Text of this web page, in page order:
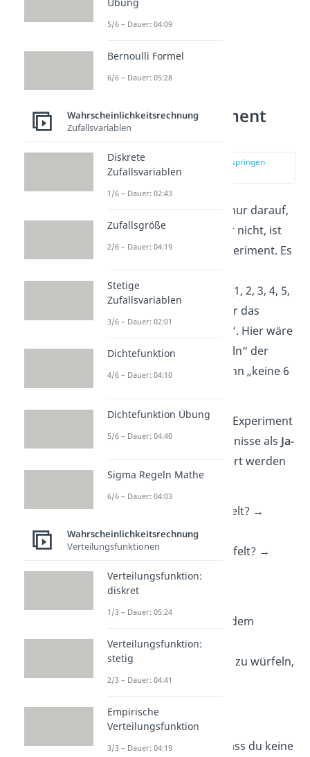
Bernoulli Experiment
Beispiele
zur Stelle im Video springen
(01:01)
Achtest du beim Würfeln nur darauf,
ob du eine 6 würfelst oder nicht, ist
das auch ein Bernoulli Experiment. Es
verschiedene Ergebnisse {1, 2, 3, 4, 5,
6}, du betrachtest aber nur das
Ereignis „6“ oder „keine 6“. Hier wäre
das Ereignis „eine 6 würfeln“ der
Treffer. Die Niete wäre dann „keine 6
Du erkennst ein Bernoulli Experiment
auch daran, dass die Ereignisse als Ja-
formuliert werden
können:
Hast du eine 6 gewürfelt? →
Ja/Nein
Hast du keine 6 gewürfelt? →
Ja/Nein
Wahrscheinlichkeiten bei dem
Bernoulli Experiment? Die
Wahrscheinlichkeit, eine 6 zu würfeln,
ist :
Die Wahrscheinlichkeit, dass du keine
5/6 – Dauer: 04:09
Bernoulli Formel
6/6 – Dauer: 05:28
Wahrscheinlichkeitsrechnung
Zufallsvariablen
Diskrete
Zufallsvariablen
1/6 – Dauer: 02:43
Zufallsgröße
2/6 – Dauer: 04:19
Stetige
Zufallsvariablen
3/6 – Dauer: 02:01
Dichtefunktion
4/6 – Dauer: 04:10
Dichtefunktion Übung
5/6 – Dauer: 04:40
Sigma Regeln Mathe
6/6 – Dauer: 04:03
Wahrscheinlichkeitsrechnung
Verteilungsfunktionen
Verteilungsfunktion:
diskret
1/3 – Dauer: 05:24
Verteilungsfunktion:
stetig
2/3 – Dauer: 04:41
Empirische
Verteilungsfunktion
3/3 – Dauer: 04:19